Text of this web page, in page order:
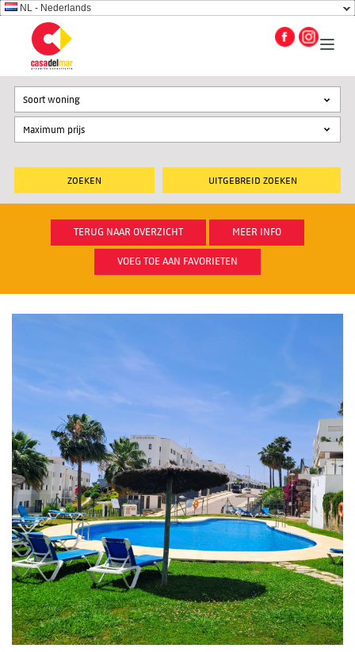
NL - Nederlands
UITGEBREID ZOEKEN
Soort woning
TERUG NAAR OVERZICHT MEER INFO
VOEG TOE AAN FAVORIETEN